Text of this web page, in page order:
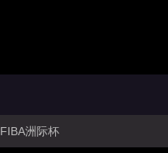
FIBA洲际杯